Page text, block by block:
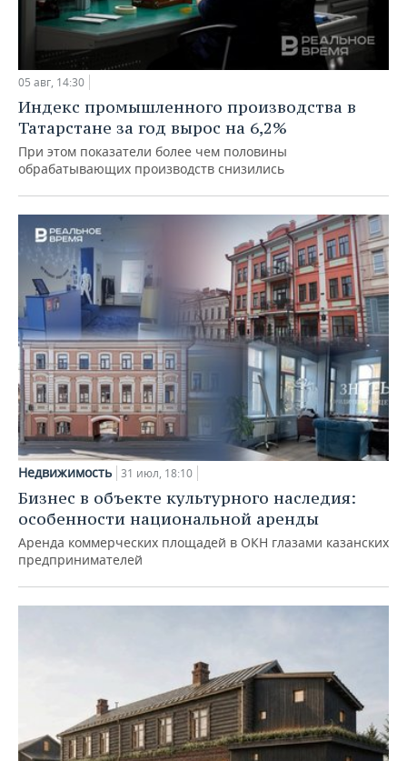
05 авг, 14:30
Индекс промышленного производства в
Татарстане за год вырос на 6,2%
При этом показатели более чем половины
обрабатывающих производств снизились
Недвижимость 31 июл, 18:10
Бизнес в объекте культурного наследия:
особенности национальной аренды
Аренда коммерческих площадей в ОКН глазами казанских
предпринимателей